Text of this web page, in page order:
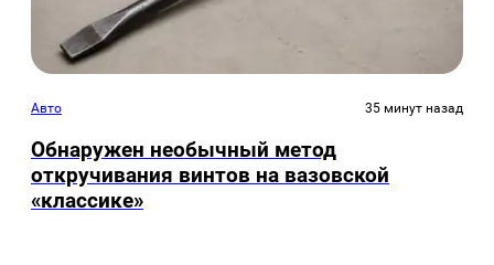
Авто 35 минут назад
Обнаружен необычный метод
откручивания винтов на вазовской
«классике»